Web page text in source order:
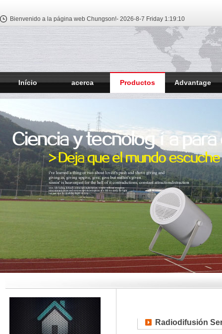
Bienvenido a la página web Chungson!- 2026-8-7 Friday 1:19:11
Início acerca Productos Advantage
Radiodifusión